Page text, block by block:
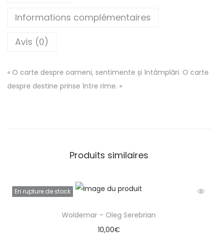
Informations complémentaires
Avis (0)
« O carte despre oameni, sentimente și întâmplări. O carte
despre destine prinse între rime. »
Produits similaires
En rupture de stock
Woldemar – Oleg Serebrian
10,00€